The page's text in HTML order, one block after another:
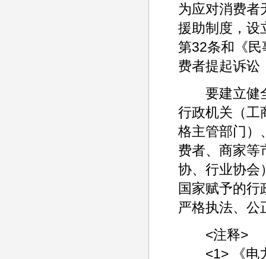
为应对消费者
援助制度，设
第32条和《
费者提起诉讼
要建立健全
行政机关（工
格主管部门）
费者、商家等
协、行业协会
国家赋予的行
严格执法、公
<注释>
<1> 《电力